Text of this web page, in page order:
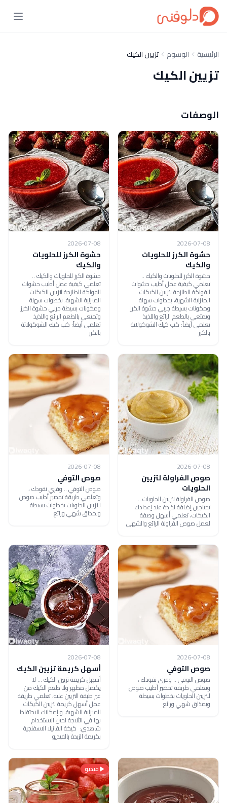
الرئيسية الوسوم تزيين الكيك
تزيين الكيك
الوصفات
2026-07-08
حشوة الكرز للحلويات
والكيك
حشوة الكرز للحلويات والكيك ..
تعلمي كيفية عمل أطيب حشوات
الفواكة الطازجة لتزيين الكيكات
المنزلية الشهية، بخطوات سهلة
ومكونات بسيطة جربي حشوة الكرز
وتمتعي بالطعم الرائع واللذيذ
تعلمي أيضاً: كب كيك الشوكولاتة
بالكرز
2026-07-08
حشوة الكرز للحلويات
والكيك
حشوة الكرز للحلويات والكيك ..
تعلمي كيفية عمل أطيب حشوات
الفواكة الطازجة لتزيين الكيكات
المنزلية الشهية، بخطوات سهلة
ومكونات بسيطة جربي حشوة الكرز
وتمتعي بالطعم الرائع واللذيذ
تعلمي أيضاً: كب كيك الشوكولاتة
بالكرز
2026-07-08
صوص الفراولة لتزيين
الحلويات
صوص الفراولة لتزيين الحلويات ..
تحتاجين إضافة لذيذة عند إعدادك
الكيكات، تعلمي أسهل وصفة
لعمل صوص الفراولة الرائع والشهي
2026-07-08
صوص التوفي
صوص التوفي .. وفري نقودك ،
وتعلمي طريقة تحضير أطيب صوص
لـتزيين الحلويات بخطوات بسيطة
وبمذاق شهي ورائع
2026-07-08
صوص التوفي
صوص التوفي .. وفري نقودك ،
وتعلمي طريقة تحضير أطيب صوص
لـتزيين الحلويات بخطوات بسيطة
وبمذاق شهي ورائع
2026-07-08
أسهل كريمة تزيين الكيك
أسهل كريمة تزيين الكيك ... لا
يكتمل مظهر ولا طعم الكيك من
غير طبقة التزيين عليه، تعلمي طريقة
عمل أسهل كريمة لتزيين الكيكات
المنزلية الشهية، وبإمكانك الاحتفاظ
بها في الثلاجة لحين الاستخدام
شاهدي: كيكة الفانيلا الاسفنجية
بكريمة الزبدة بالفيديو
فيديو